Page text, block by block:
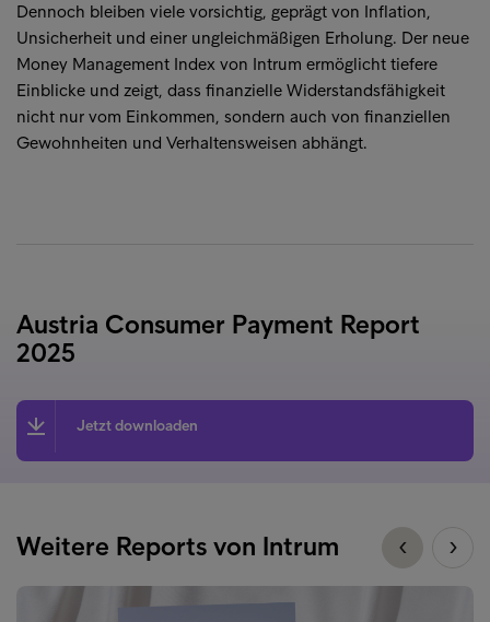
Dennoch bleiben viele vorsichtig, geprägt von Inflation,
Unsicherheit und einer ungleichmäßigen Erholung. Der neue
Money Management Index von Intrum ermöglicht tiefere
Einblicke und zeigt, dass finanzielle Widerstandsfähigkeit
nicht nur vom Einkommen, sondern auch von finanziellen
Gewohnheiten und Verhaltensweisen abhängt.
Austria Consumer Payment Report
2025
Jetzt downloaden
Weitere Reports von Intrum